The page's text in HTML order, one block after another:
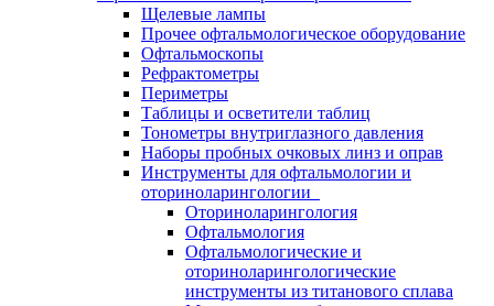
Щелевые лампы
Прочее офтальмологическое оборудование
Офтальмоскопы
Рефрактометры
Периметры
Таблицы и осветители таблиц
Тонометры внутриглазного давления
Наборы пробных очковых линз и оправ
Инструменты для офтальмологии и
оториноларингологии
Оториноларингология
Офтальмология
Офтальмологические и
оториноларингологические
инструменты из титанового сплава